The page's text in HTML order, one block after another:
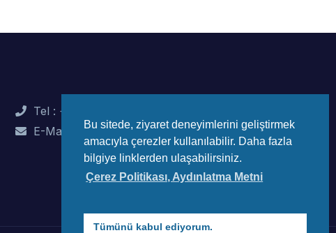
Tel : +90 (312) 442 82 78
E-Mail : info@wec-turkiye.org.tr
Bu sitede, ziyaret deneyimlerini geliştirmek
amacıyla çerezler kullanılabilir. Daha fazla
bilgiye linklerden ulaşabilirsiniz.
Çerez Politikası, Aydınlatma Metni
Tümünü kabul ediyorum.